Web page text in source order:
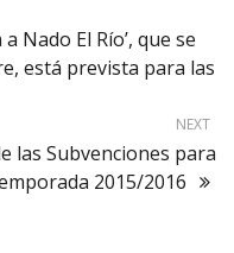
Nado El Río’, que se
está prevista para las
NEXT
las Subvenciones para
2015/2016